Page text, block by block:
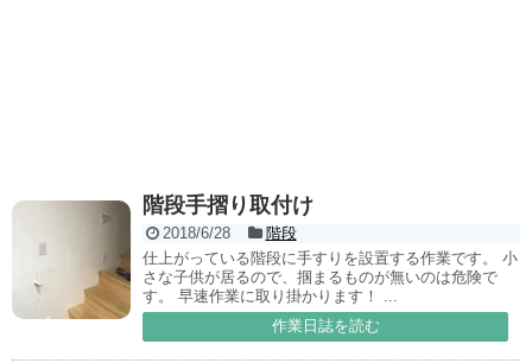
階段手摺り取付け
2018/6/28
階段
仕上がっている階段に手すりを設置する作業です。 小
さな子供が居るので、掴まるものが無いのは危険で
す。 早速作業に取り掛かります！ ...
作業日誌を読む